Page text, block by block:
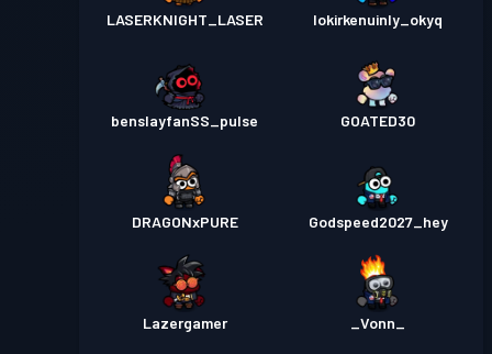
LASERKNIGHT_LASER lokirkenuinly_okyq
benslayfanSS_pulse GOATED30
DRAGONxPURE Godspeed2027_hey
Lazergamer _Vonn_